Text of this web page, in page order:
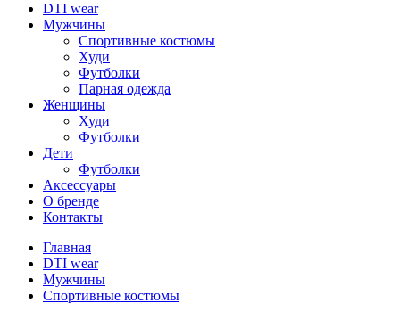
DTI wear
Мужчины
Спортивные костюмы
Худи
Футболки
Парная одежда
Женщины
Худи
Футболки
Дети
Футболки
Аксессуары
О бренде
Контакты
Главная
DTI wear
Мужчины
Спортивные костюмы